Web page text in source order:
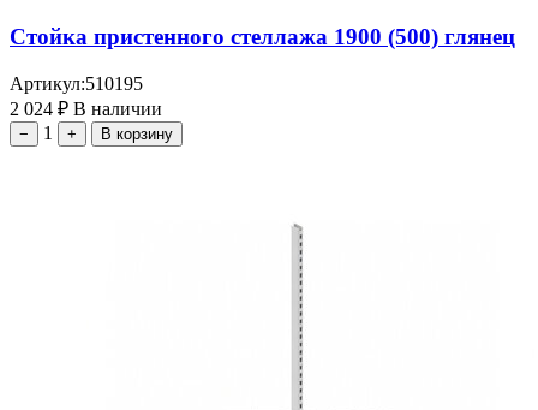
Стойка пристенного стеллажа 1900 (500) глянец
Артикул:510195
2 024 ₽ В наличии
− 1 + В корзину